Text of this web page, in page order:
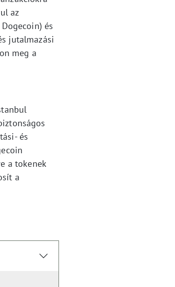
az
és
jutalmazási
meg a
és
a tokenek
a